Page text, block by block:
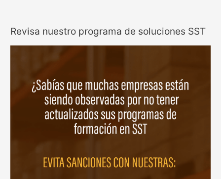
Revisa nuestro programa de soluciones SST